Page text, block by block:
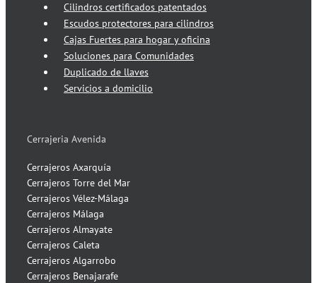
Cilindros certificados patentados
Escudos protectores para cilindros
Cajas Fuertes para hogar y oficina
Soluciones para Comunidades
Duplicado de llaves
Servicios a domicilio
Cerrajeria Avenida
Cerrajeros Axarquía
Cerrajeros Torre del Mar
Cerrajeros Vélez-Málaga
Cerrajeros Málaga
Cerrajeros Almayate
Cerrajeros Caleta
Cerrajeros Algarrobo
Cerrajeros Benajarafe